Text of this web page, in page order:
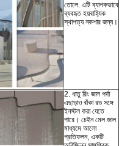
তোলে. এটি ব্যাপকভাবে
ব্যবহৃত হয়বাহ্যিক
স্থাপত্য নকশার জন্য।
2. ধাতু রিং জাল পর্দা
এছাড়াও বাঁকা রড সঙ্গে
ইনস্টল করা যেতে
পারে। চেইন মেল জাল
মাধ্যমে আলো
প্রতিফলন, একটি